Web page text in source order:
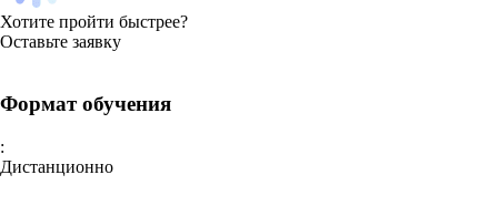
Хотите пройти быстрее?
Оставьте заявку
Формат обучения
:
Дистанционно